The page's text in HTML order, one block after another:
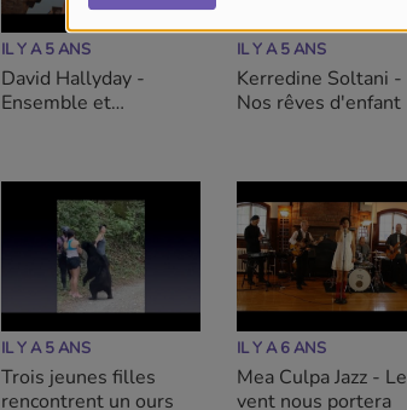
IL Y A 5 ANS
David Hallyday -
Ensemble et
IL Y A 5 ANS
Kerredine Soltani -
Nos rêves d'enfant
IL Y A 5 ANS
Trois jeunes filles
rencontrent un ours
IL Y A 6 ANS
Mea Culpa Jazz - Le
vent nous portera